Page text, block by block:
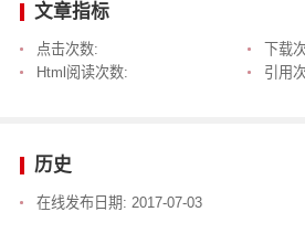
文章指标
点击次数:
下载
Html阅读次数:
引用
历史
在线发布日期: 2017-07-03